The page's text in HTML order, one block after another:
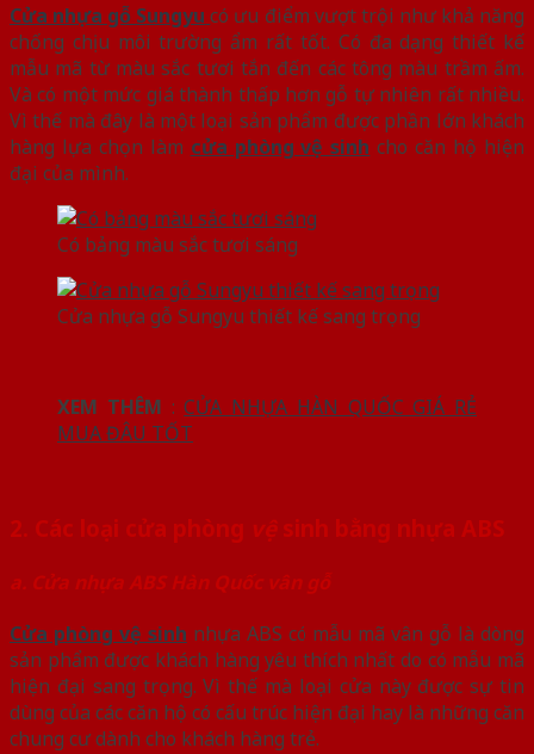
Cửa nhựa gỗ Sungyu có ưu điểm vượt trội như khả năng
chống chịu môi trường ẩm rất tốt. Có đa dạng thiết kế
mẫu mã từ màu sắc tươi tắn đến các tông màu trầm ấm.
Và có một mức giá thành thấp hơn gỗ tự nhiên rất nhiều.
Vì thế mà đây là một loại sản phẩm được phần lớn khách
hàng lựa chọn làm cửa phòng vệ sinh cho căn hộ hiện
đại của mình.
Có bảng màu sắc tươi sáng
Cửa nhựa gỗ Sungyu thiết kế sang trọng
XEM THÊM :CỬA NHỰA HÀN QUỐC GIÁ RẺ
MUA ĐÂU TỐT
2. Các loại cửa phòng vệsinh bằng nhựa ABS
a. Cửa nhựa ABS Hàn Quốc vân gỗ
Cửa phòng vệ sinh nhựa ABS có mẫu mã vân gỗ là dòng
sản phẩm được khách hàng yêu thích nhất do có mẫu mã
hiện đại sang trọng. Vì thế mà loại cửa này được sự tin
dùng của các căn hộ có cấu trúc hiện đại hay là những căn
chung cư dành cho khách hàng trẻ.